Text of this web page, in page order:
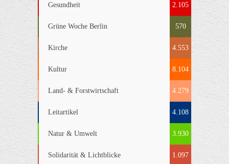
Gesundheit 2.105
Grüne Woche Berlin 570
Kirche 4.553
Kultur 8.104
Land- & Forstwirtschaft 4.279
Leitartikel 4.108
Natur & Umwelt 3.930
Solidarität & Lichtblicke 1.097